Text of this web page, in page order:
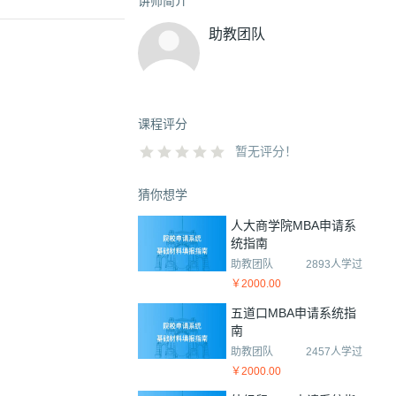
助教团队
课程评分
暂无评分！
猜你想学
人大商学院MBA申请系
统指南
助教团队
2893人学过
￥2000.00
五道口MBA申请系统指
南
助教团队
2457人学过
￥2000.00